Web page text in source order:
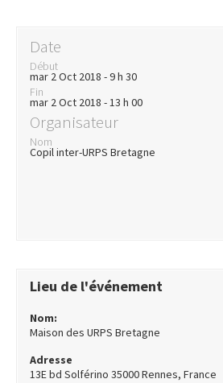
Date
Début
mar 2 Oct 2018 - 9 h 30
Fin
mar 2 Oct 2018 - 13 h 00
Organisateur
Nom
Copil inter-URPS Bretagne
Lieu de l'événement
Nom:
Maison des URPS Bretagne
Adresse
13E bd Solférino 35000 Rennes, France